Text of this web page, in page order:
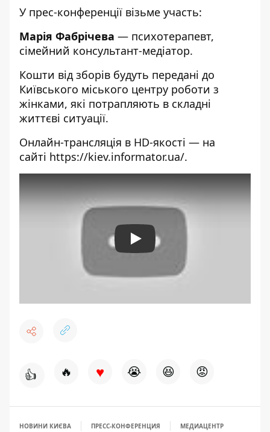
У прес-конференції візьме участь:
Марія Фабрічева — психотерапевт,
сімейний консультант-медіатор.
Кошти від зборів будуть передані до
Київського міського центру роботи з
жінками, які потрапляють в складні
життєві ситуації.
Онлайн-трансляція в HD-якості — на
сайті https://kiev.informator.ua/.
Play
👍 🔥 ♥ 😭 😆 😡
НОВИНИ КИЄВА ПРЕСС-КОНФЕРЕНЦИЯ МЕДИАЦЕНТР